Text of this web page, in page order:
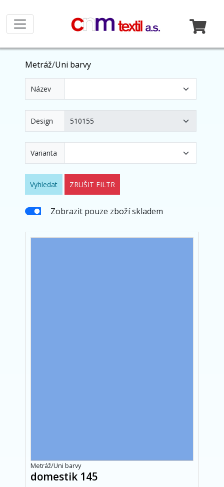
Metráž/Uni barvy
Název
Design
Varianta
Vyhledat ZRUŠIT FILTR
Zobrazit pouze zboží skladem
Metráž/Uni barvy
domestik 145